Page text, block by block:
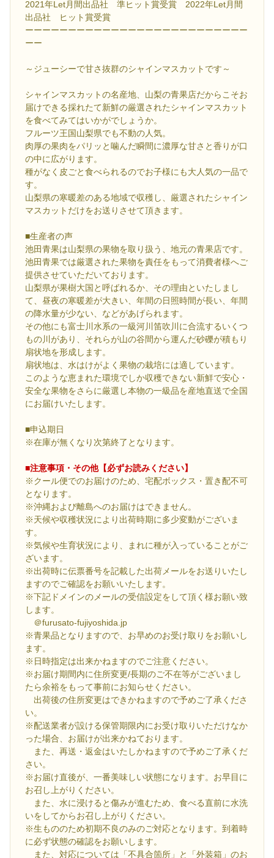
2021年Let月間出品社 準ヒット賞受賞 2022年Let月間
出品社 ヒット賞受賞
ーーーーーーーーーーーーーーーーーーーーーーーーーー
ーー
～ジューシーで甘さ抜群のシャインマスカットです～
シャインマスカットの名産地、山梨の青果店だからこそお
届けできる採れたて新鮮の厳選されたシャインマスカット
を食べてみてはいかがでしょうか。
フルーツ王国山梨県でも不動の人気。
肉厚の果肉をパリッと噛んだ瞬間に濃厚な甘さと香りが口
の中に広がります。
種がなく皮ごと食べられるのでお子様にも大人気の一品で
す。
山梨県の寒暖差のある地域で収穫し、厳選されたシャイン
マスカットだけをお送りさせて頂きます。
■生産者の声
池田青果は山梨県の果物を取り扱う、地元の青果店です。
池田青果では厳選された果物を責任をもって消費者様へご
提供させていただいております。
山梨県が果樹大国と呼ばれるか、その理由といたしまし
て、昼夜の寒暖差が大きい、年間の日照時間が長い、年間
の降水量が少ない、などがあげられます。
その他にも富士川水系の一級河川笛吹川に合流するいくつ
もの川があり、それらが山の谷間から運んだ砂礫が積もり
扇状地を形成します。
扇状地は、水はけがよく果物の栽培には適しています。
このような恵まれた環境でしか収穫できない新鮮で安心・
安全な果物をさらに厳選し本物の一級品を産地直送で全国
にお届けいたします。
■申込期日
※在庫が無くなり次第終了となります。
■注意事項・その他【必ずお読みください】
※クール便でのお届けのため、宅配ボックス・置き配不可
となります。
※沖縄および離島へのお届けはできません。
※天候や収穫状況により出荷時期に多少変動がございま
す。
※気候や生育状況により、まれに種が入っていることがご
ざいます。
※出荷時に伝票番号を記載した出荷メールをお送りいたし
ますのでご確認をお願いいたします。
※下記ドメインのメールの受信設定をして頂く様お願い致
します。
＠furusato-fujiyoshida.jp
※青果品となりますので、お早めのお受け取りをお願いし
ます。
※日時指定は出来かねますのでご注意ください。
※お届け期間内に住所変更/長期のご不在等がございまし
たら余裕をもって事前にお知らせください。
出荷後の住所変更はできかねますので予めご了承くださ
い。
※配送業者が設ける保管期限内にお受け取りいただけなか
った場合、お届けが出来かねております。
また、再送・返金はいたしかねますので予めご了承くだ
さい。
※お届け直後が、一番美味しい状態になります。お早目に
お召し上がりください。
また、水に浸けると傷みが進むため、食べる直前に水洗
いをしてからお召し上がりください。
※生もののため初期不良のみのご対応となります。到着時
に必ず状態の確認をお願いします。
また、対応については「不具合箇所」と「外装箱」のお